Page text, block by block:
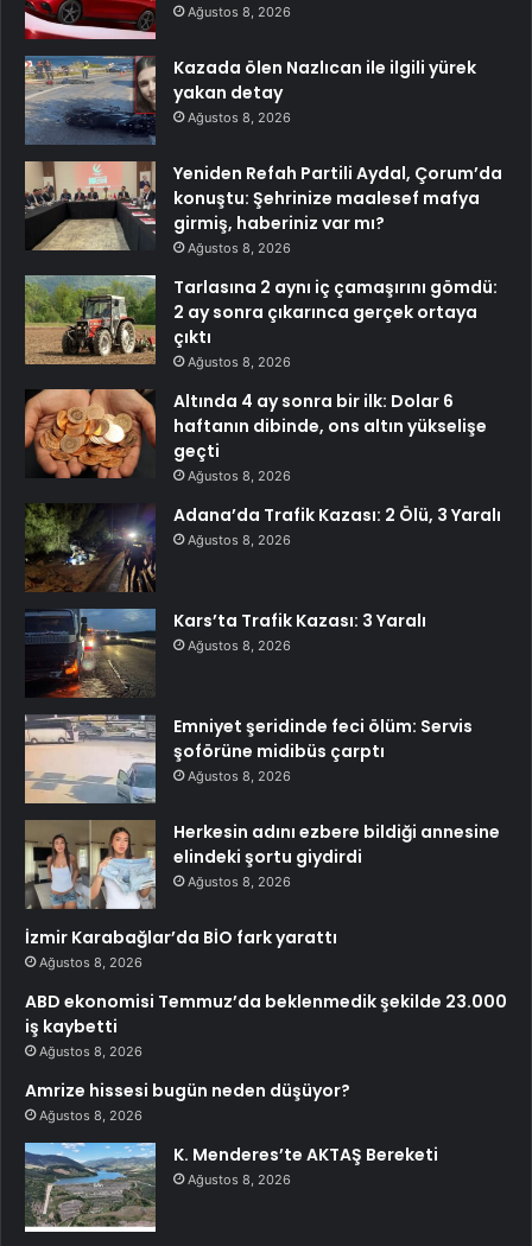
Ağustos 8, 2026
Kazada ölen Nazlıcan ile ilgili yürek
yakan detay
Ağustos 8, 2026
Yeniden Refah Partili Aydal, Çorum’da
konuştu: Şehrinize maalesef mafya
girmiş, haberiniz var mı?
Ağustos 8, 2026
Tarlasına 2 aynı iç çamaşırını gömdü:
2 ay sonra çıkarınca gerçek ortaya
çıktı
Ağustos 8, 2026
Altında 4 ay sonra bir ilk: Dolar 6
haftanın dibinde, ons altın yükselişe
geçti
Ağustos 8, 2026
Adana’da Trafik Kazası: 2 Ölü, 3 Yaralı
Ağustos 8, 2026
Kars’ta Trafik Kazası: 3 Yaralı
Ağustos 8, 2026
Emniyet şeridinde feci ölüm: Servis
şoförüne midibüs çarptı
Ağustos 8, 2026
Herkesin adını ezbere bildiği annesine
elindeki şortu giydirdi
Ağustos 8, 2026
İzmir Karabağlar’da BİO fark yarattı
Ağustos 8, 2026
ABD ekonomisi Temmuz’da beklenmedik şekilde 23.000
iş kaybetti
Ağustos 8, 2026
Amrize hissesi bugün neden düşüyor?
Ağustos 8, 2026
K. Menderes’te AKTAŞ Bereketi
Ağustos 8, 2026